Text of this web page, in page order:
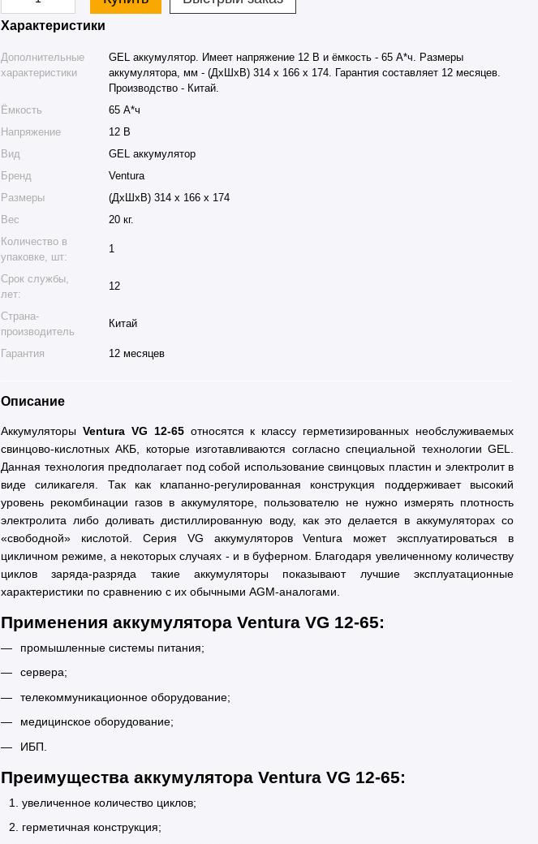
Характеристики
Дополнительные
характеристики
GEL аккумулятор. Имеет напряжение 12 В и ёмкость - 65 А*ч. Размеры
аккумулятора, мм - (ДхШхВ) 314 х 166 х 174. Гарантия составляет 12 месяцев.
Производство - Китай.
Ёмкость
65 А*ч
Напряжение
12 В
Вид
GEL аккумулятор
Бренд
Ventura
Размеры
(ДхШхВ) 314 х 166 х 174
Вес
20 кг.
Количество в
упаковке, шт:
1
Срок службы,
лет:
12
Страна-
производитель
Китай
Гарантия 12 месяцев
Описание
Аккумуляторы Ventura VG 12-65 относятся к классу герметизированных необслуживаемых
свинцово-кислотных АКБ, которые изготавливаются согласно специальной технологии GEL.
Данная технология предполагает под собой использование свинцовых пластин и электролит в
виде силикагеля. Так как клапанно-регулированная конструкция поддерживает высокий
уровень рекомбинации газов в аккумуляторе, пользователю не нужно измерять плотность
электролита либо доливать дистиллированную воду, как это делается в аккумуляторах со
«свободной» кислотой. Серия VG аккумуляторов Ventura может эксплуатироваться в
цикличном режиме, а некоторых случаях - и в буферном. Благодаря увеличенному количеству
циклов заряда-разряда такие аккумуляторы показывают лучшие эксплуатационные
характеристики по сравнению с их обычными AGM-аналогами.
Применения аккумулятора Ventura VG 12-65:
промышленные системы питания;
сервера;
телекоммуникационное оборудование;
медицинское оборудование;
ИБП.
Преимущества аккумулятора Ventura VG 12-65:
увеличенное количество циклов;
герметичная конструкция;